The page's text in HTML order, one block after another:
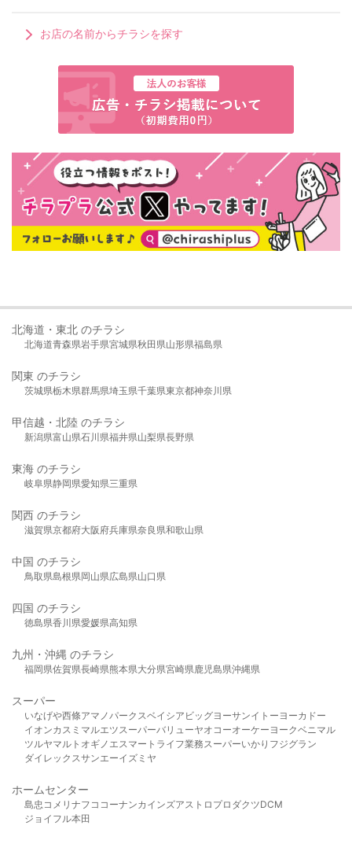
お店の名前からチラシを探す
北海道・東北 のチラシ
北海道青森県岩手県宮城県秋田県山形県福島県
関東 のチラシ
茨城県栃木県群馬県埼玉県千葉県東京都神奈川県
甲信越・北陸 のチラシ
新潟県富山県石川県福井県山梨県長野県
東海 のチラシ
岐阜県静岡県愛知県三重県
関西 のチラシ
滋賀県京都府大阪府兵庫県奈良県和歌山県
中国 のチラシ
鳥取県島根県岡山県広島県山口県
四国 のチラシ
徳島県香川県愛媛県高知県
九州・沖縄 のチラシ
福岡県佐賀県長崎県熊本県大分県宮崎県鹿児島県沖縄県
スーパー
いなげや西條アマノパークスベイシア ビッグヨーサンイトーヨーカドー
イオンカスミ マルエツスーパーバリューヤオコーオーケー ヨークベニマル
ツルヤマルト オギノ エスマート ライフ業務スーパーいかり フジグラン
ダイレックスサンエーイズミヤ
ホームセンター
島忠 コメリ ナフコ コーナンカインズアストロプロダクツDCM
ジョイフル本田